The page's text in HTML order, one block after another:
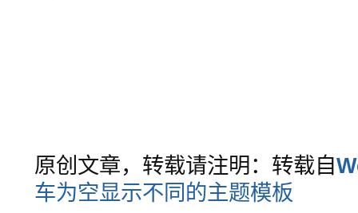
原创文章，转载请注明：转载自
车为空显示不同的主题模板